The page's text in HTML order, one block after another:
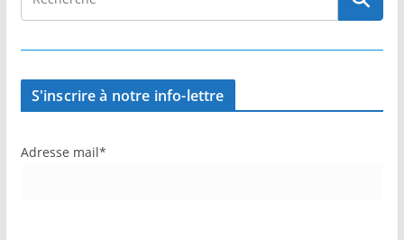
S'inscrire à notre info-lettre
Adresse mail*